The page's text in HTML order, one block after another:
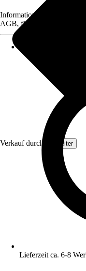
Verkauf durch: Topleiter
Informationen des
AGB, finden Sie bei Klick
Lieferzeit ca. 6-8